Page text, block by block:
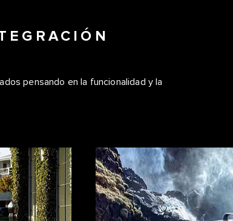
pensando en la funcionalidad y la